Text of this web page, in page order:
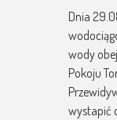
Dnia
wody
Pokoju
wystapić